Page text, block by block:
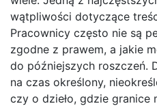
wątpliwości dotyczące
Pracownicy często nie są
zgodne z prawem, a jakie
do późniejszych roszczeń.
na czas określony,
czy o dzieło, gdzie granice